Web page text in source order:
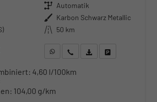
Getriebe Automatik
Außenfarbe Karbon Schwarz Metallic
Kilometerstand 50 km
WhatsApp anfragen
Wir rufen Sie anFahrzeugexposé (PDF)
4,60 l/100km
104,00 g/km